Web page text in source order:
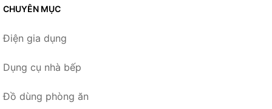
CHUYÊN MỤC
Điện gia dụng
Dụng cụ nhà bếp
Đồ dùng phòng ăn